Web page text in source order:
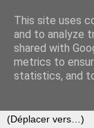
This site uses
and to analyze
shared with
metrics to
statistics, and